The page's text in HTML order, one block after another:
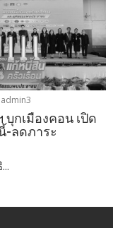
admin3
กเมืองคอน เปิด
-ลดภาระ